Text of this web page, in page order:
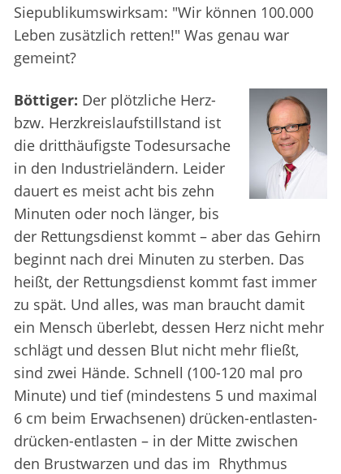
Siepublikumswirksam: "Wir können 100.000
Leben zusätzlich retten!" Was genau war
gemeint?
Böttiger: Der plötzliche Herz-
bzw. Herzkreislaufstillstand ist
die dritthäufigste Todesursache
in den Industrieländern. Leider
dauert es meist acht bis zehn
Minuten oder noch länger, bis
der Rettungsdienst kommt – aber das Gehirn
beginnt nach drei Minuten zu sterben. Das
heißt, der Rettungsdienst kommt fast immer
zu spät. Und alles, was man braucht damit
ein Mensch überlebt, dessen Herz nicht mehr
schlägt und dessen Blut nicht mehr fließt,
sind zwei Hände. Schnell (100-120 mal pro
Minute) und tief (mindestens 5 und maximal
6 cm beim Erwachsenen) drücken-entlasten-
drücken-entlasten – in der Mitte zwischen
den Brustwarzen und das im Rhythmus